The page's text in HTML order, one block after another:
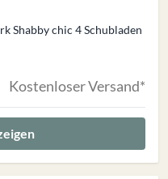
Shabby chic 4 Schubladen
Kostenloser Versand*